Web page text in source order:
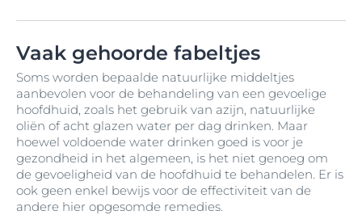
Vaak gehoorde fabeltjes
Soms worden bepaalde natuurlijke middeltjes
aanbevolen voor de behandeling van een gevoelige
hoofdhuid, zoals het gebruik van azijn, natuurlijke
oliën of acht glazen water per dag drinken. Maar
hoewel voldoende water drinken goed is voor je
gezondheid in het algemeen, is het niet genoeg om
de gevoeligheid van de hoofdhuid te behandelen. Er is
ook geen enkel bewijs voor de effectiviteit van de
andere hier opgesomde remedies.